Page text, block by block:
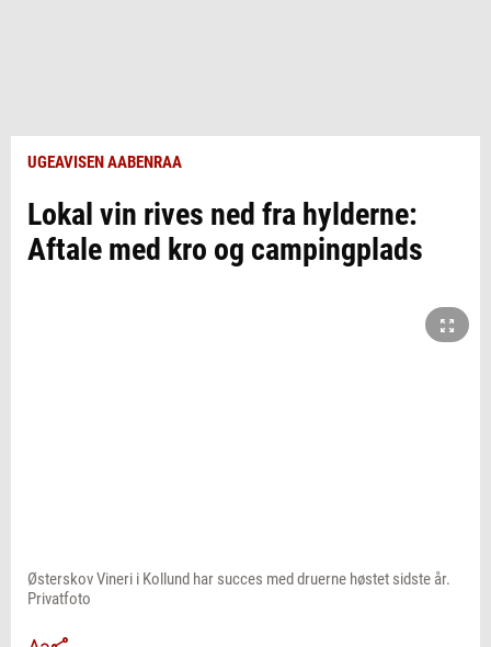
UGEAVISEN AABENRAA
Lokal vin rives ned fra hylderne:
Aftale med kro og campingplads
Østerskov Vineri i Kollund har succes med druerne høstet sidste år.
Privatfoto